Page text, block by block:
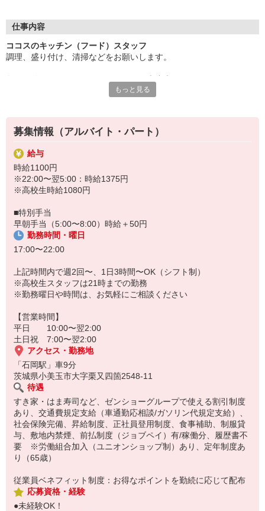
トの時間もしっかり確保。未経験でも大歓迎！先輩スタッフがし
楽しい職場で、新しい経験を積みながら、学生生活をもっと充実
すき家・はま寿司など、ゼンショーグループで使える割引制度あ
仕事内容
ココスのキッチン（フード）スタッフ
調理、盛り付け、清掃などをお願いします。
まずは盛り付けやお皿洗いなどからお任せするので
ゆくゆくはハンバーグやスパゲッティなどのメニューも担当してい
ただきます。
（マニュアルあり）
もっと見る
募集情報（アルバイト・パート）
給与
時給1100円
※22:00〜翌5:00：時給1375円
※高校生時給1080円
■特別手当
早朝手当（5:00〜8:00）時給＋50円
勤務時間・曜日
17:00〜22:00
上記時間内で週2回〜、1日3時間〜OK（シフト制）
※高校生スタッフは21時までの勤務
※勤務曜日や時間は、お気軽にご相談ください
【営業時間】
平日 10:00〜翌2:00
土日祝 7:00〜翌2:00
アクセス・勤務地
「石岡駅」車9分
茨城県小美玉市大字栗又四箇2548-11
待遇
すき家・はま寿司など、ゼンショーグループで使える割引制度
あり、交通費規定支給（車通勤応相談/ガソリン代規定支給）、
社会保険完備、昇給制度、正社員登用制度、食事補助、制服貸
与、敷地内禁煙、前払制度（ジョブペイ）有/稼働分、履歴書不
要 ※労働組合加入（ユニオンショップ制）あり、定年制度あ
り（65歳）
従業員ベネフィット制度：お得なポイントを勤続に応じて配布
応募資格・経験
●未経験OK！